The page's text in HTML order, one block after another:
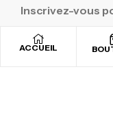
ACCUEIL
Inscrivez-vous